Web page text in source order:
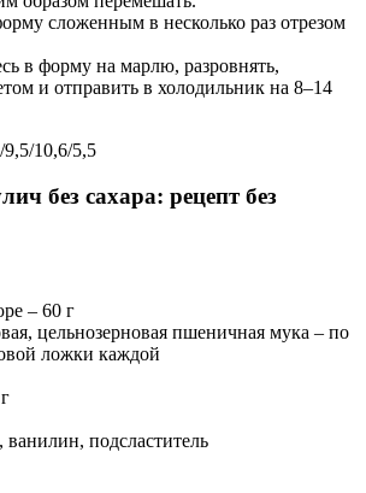
сложенным в несколько раз отрезом
в форму на марлю, разровнять,
и отправить в холодильник на 8–14
10,6/5,5
без сахара: рецепт без
– 60 г
цельнозерновая пшеничная мука – по
ложки каждой
ванилин, подсластитель